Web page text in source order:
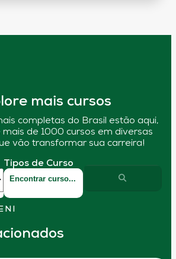
mais cursos
completas do Brasil estão aqui,
de 1000 cursos em diversas
vão transformar sua carreira!
Tipos de Curso